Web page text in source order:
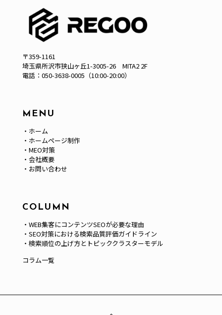
〒359-1161
埼玉県所沢市狭山ヶ丘1-3005-26 MITA2 2F
電話： 050-3638-0005（10:00-20:00）
MENU
・ ホーム
・ ホームページ制作
・ MEO対策
・ 会社概要
・ お問い合わせ
COLUMN
・ WEB集客にコンテンツSEOが必要な理由
・ SEO対策における検索品質評価ガイドライン
・ 検索順位の上げ方とトピッククラスターモデル
コラム一覧